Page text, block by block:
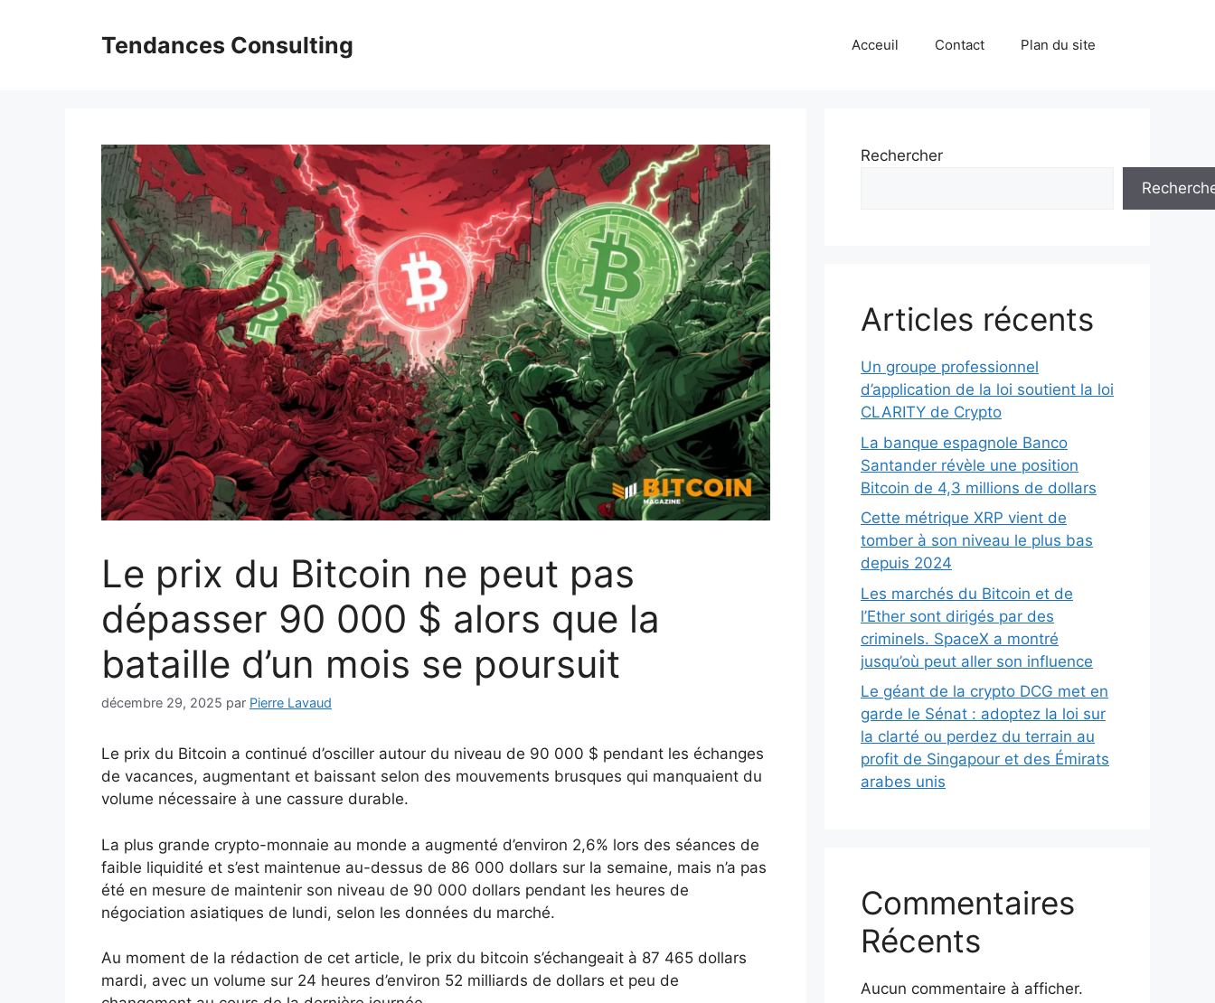
Tendances Consulting Acceuil Contact Plan du site
Le prix du Bitcoin ne peut pas
dépasser 90 000 $ alors que la
bataille d’un mois se poursuit
décembre 29, 2025 par Pierre Lavaud
Le prix du Bitcoin a continué d’osciller autour du niveau de 90 000 $ pendant les échanges
de vacances, augmentant et baissant selon des mouvements brusques qui manquaient du
volume nécessaire à une cassure durable.
La plus grande crypto-monnaie au monde a augmenté d’environ 2,6% lors des séances de
faible liquidité et s’est maintenue au-dessus de 86 000 dollars sur la semaine, mais n’a pas
été en mesure de maintenir son niveau de 90 000 dollars pendant les heures de
négociation asiatiques de lundi, selon les données du marché.
Au moment de la rédaction de cet article, le prix du bitcoin s’échangeait à 87 465 dollars
mardi, avec un volume sur 24 heures d’environ 52 milliards de dollars et peu de
Rechercher
Articles récents
Un groupe professionnel
d’application de la loi soutient la loi
CLARITY de Crypto
La banque espagnole Banco
Santander révèle une position
Bitcoin de 4,3 millions de dollars
Cette métrique XRP vient de
tomber à son niveau le plus bas
depuis 2024
Les marchés du Bitcoin et de
l’Ether sont dirigés par des
criminels. SpaceX a montré
jusqu’où peut aller son influence
Le géant de la crypto DCG met en
garde le Sénat : adoptez la loi sur
la clarté ou perdez du terrain au
profit de Singapour et des Émirats
arabes unis
Commentaires
Récents
Aucun commentaire à afficher.